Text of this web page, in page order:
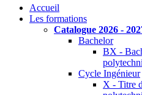
Accueil
Les formations
Catalogue 2026 -
Bachelor
BX -
Cycle Ingénieur
X - Titre